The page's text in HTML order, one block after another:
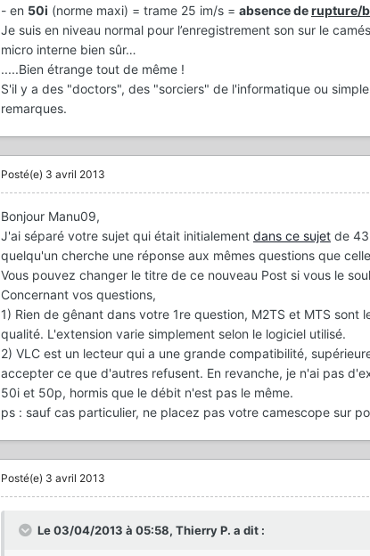
- en 50i (norme maxi) = trame 25 im/s = absence derupture/
Je suis en niveau normal pour l’enregistrement son sur le
micro interne bien sûr…
.....Bien étrange tout de même !
S'il y a des "doctors", des "sorciers" de l'informatique ou
remarques.
Posté(e) 3 avril 2013
Bonjour Manu09,
J'ai séparé votre sujet qui était initialement dans ce sujet de
quelqu'un cherche une réponse aux mêmes questions que
Vous pouvez changer le titre de ce nouveau Post si vous le
Concernant vos questions,
1) Rien de gênant dans votre 1re question, M2TS et MTS
qualité. L'extension varie simplement selon le logiciel utilisé.
2) VLC est un lecteur qui a une grande compatibilité,
accepter ce que d'autres refusent. En revanche, je n'ai pas
50i et 50p, hormis que le débit n'est pas le même.
ps : sauf cas particulier, ne placez pas votre camescope sur
Posté(e) 3 avril 2013
Le 03/04/2013 à 05:58, Thierry P. a dit :